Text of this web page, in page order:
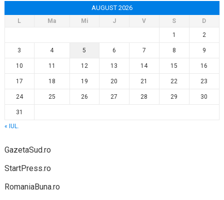
AUGUST 2026
L Ma Mi J V S
D
1
2
3 4 5 6 7 8 9
10 11 12 13 14 15 16
17 18 19 20 21 22 23
24 25 26 27 28 29 30
31
« IUL.
GazetaSud.ro
StartPress.ro
RomaniaBuna.ro